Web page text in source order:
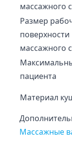
массажного
Размер
поверхности
массажного
пациента
Материал
Массажные